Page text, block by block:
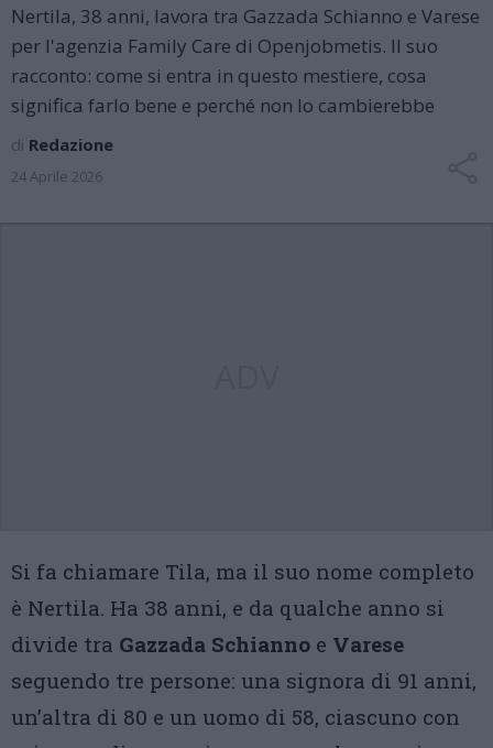
Nertila, 38 anni, lavora tra Gazzada Schianno e Varese
per l'agenzia Family Care di Openjobmetis. Il suo
racconto: come si entra in questo mestiere, cosa
significa farlo bene e perché non lo cambierebbe
di Redazione
24 Aprile 2026
Si fa chiamare Tila, ma il suo nome completo
è Nertila. Ha 38 anni, e da qualche anno si
divide tra Gazzada Schianno e Varese
seguendo tre persone: una signora di 91 anni,
un’altra di 80 e un uomo di 58, ciascuno con